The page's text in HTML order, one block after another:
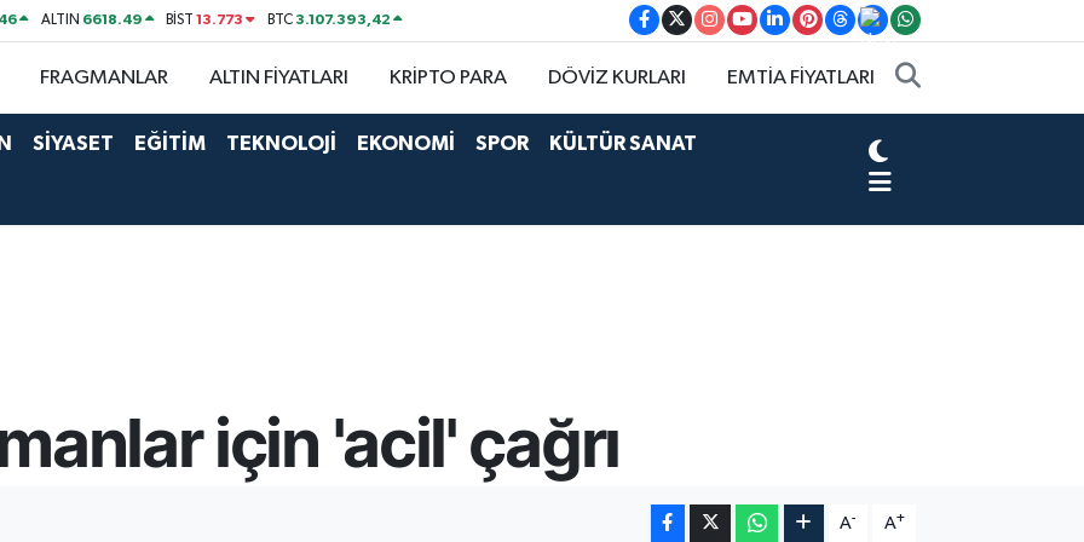
ALTIN 6618.49 BİST13.773 BTC3.107.393,42
FRAGMANLAR ALTIN FİYATLARI KRİPTO PARA DÖVİZ KURLARI EMTİA FİYATLARI
SİYASET EĞİTİM TEKNOLOJİ EKONOMİ SPOR KÜLTÜR SANAT
için 'acil' çağrı
A- A+